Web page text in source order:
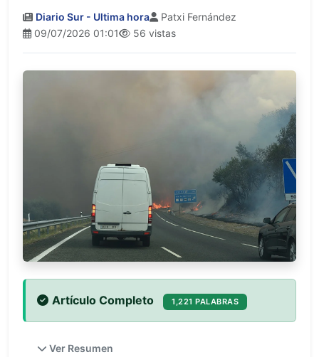
Diario Sur - Ultima hora
Patxi Fernández
09/07/2026 01:01
56 vistas
Artículo Completo 1,221 PALABRAS
Ver Resumen